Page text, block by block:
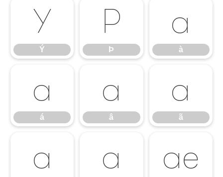
Ý
Ý
Þ
Þ
à
à
á
á
â
â
ã
ã
ä å æ